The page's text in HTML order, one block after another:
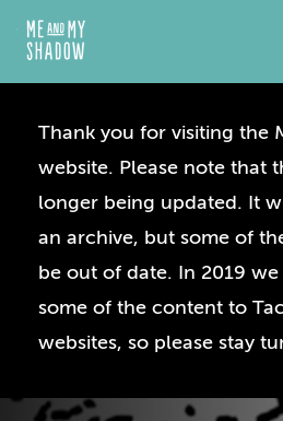
Thank you for visiting the
website. Please note that
longer being updated. It
an archive, but some of
be out of date. In 2019
some of the content to
websites, so please stay